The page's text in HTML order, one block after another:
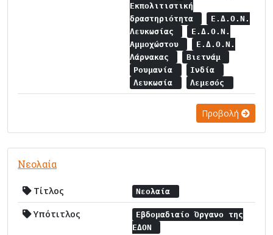
Εκπολιτιστική
δραστηριότητα
Ε.Δ.Ο.Ν.
Λευκωσίας
Ε.Δ.Ο.Ν.
Αμμοχώστου
Ε.Δ.Ο.Ν.
Λάρνακας
Βιετνάμ
Ρουμανία
Ινδία
Λευκωσία
Λεμεσός
Προβολή
Νεολαία
Τίτλος Νεολαία
Υπότιτλος
Εβδομαδιαίο Όργανο της
ΕΔΟΝ